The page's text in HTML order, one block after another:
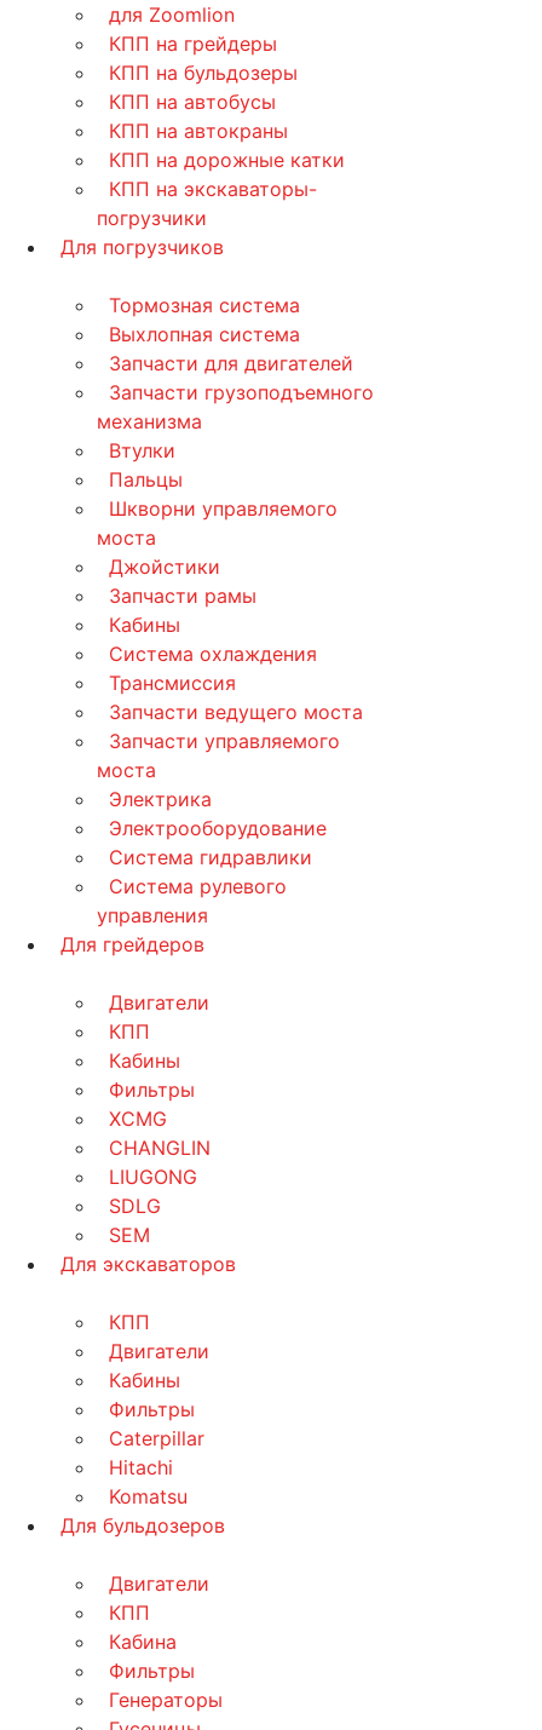
для Zoomlion
КПП на грейдеры
КПП на бульдозеры
КПП на автобусы
КПП на автокраны
КПП на дорожные катки
КПП на экскаваторы-
погрузчики
Для погрузчиков
Тормозная система
Выхлопная система
Запчасти для двигателей
Запчасти грузоподъемного
механизма
Втулки
Пальцы
Шкворни управляемого
моста
Джойстики
Запчасти рамы
Кабины
Система охлаждения
Трансмиссия
Запчасти ведущего моста
Запчасти управляемого
моста
Электрика
Электрооборудование
Система гидравлики
Система рулевого
управления
Для грейдеров
Двигатели
КПП
Кабины
Фильтры
XCMG
CHANGLIN
LIUGONG
SDLG
SEM
Для экскаваторов
КПП
Двигатели
Кабины
Фильтры
Caterpillar
Hitachi
Komatsu
Для бульдозеров
Двигатели
КПП
Кабина
Фильтры
Генераторы